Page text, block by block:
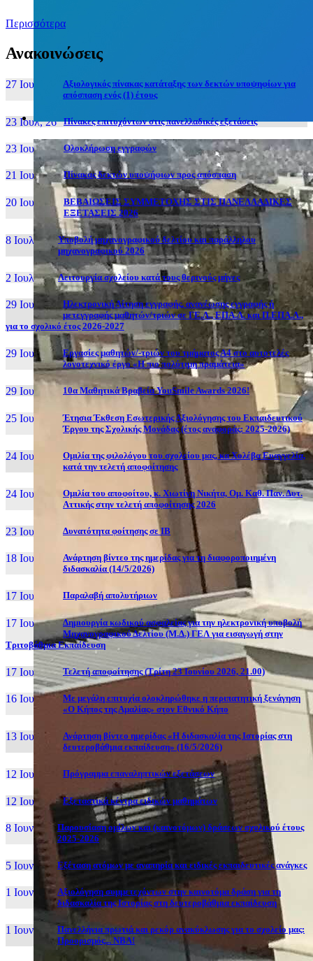
Περισσότερα
Ανακοινώσεις
27 Ιουν, 26
Αξιολογικός πίνακας κατάταξης των δεκτών υποψηφίων για
απόσπαση ενός (1) έτους
23 Ιουλ, 26 Πίνακες επιτυχόντων στις πανελλαδικές εξετάσεις
23 Ιουλ, 26 Ολοκλήρωση εγγραφών
21 Ιουλ, 26 Πίνακας δεκτών υποψήφιων προς απόσπαση
20 Ιουλ, 26
ΒΕΒΑΙΩΣΕΙΣ ΣΥΜΜΕΤΟΧΗΣ ΣΤΙΣ ΠΑΝΕΛΛΑΔΙΚΕΣ
ΕΞΕΤΑΣΕΙΣ 2026
8 Ιουλ, 26
Υποβολή μηχανογραφικού δελτίου και παράλληλου
μηχανογραφικού 2026
2 Ιουλ, 26 Λειτουργία σχολείου κατά τους θερινούς μήνες
29 Ιουν, 26
Ηλεκτρονική Αίτηση εγγραφής, ανανέωσης εγγραφής ή
μετεγγραφής μαθητών/τριών σε ΓΕ.Λ., ΕΠΑ.Λ. και Π.ΕΠΑ.Λ.,
για το σχολικό έτος 2026-2027
29 Ιουν, 26
Εργασίες μαθητών/-τριών του τμήματος Α4 στο αυτοτελές
λογοτεχνικό έργο «Η πιο πολύτιμη πραμάτεια»
29 Ιουν, 26 10α Μαθητικά Βραβεία YouSmile Awards 2026!
25 Ιουν, 26
Έτησια Έκθεση Εσωτερικής Αξιολόγησης του Εκπαιδευτικού
Έργου της Σχολικής Μονάδας (έτος αναφοράς: 2025-2026)
24 Ιουν, 26
Ομιλία της φιλολόγου του σχολείου μας, κα Χολέβα Ευαγγελία,
κατά την τελετή αποφοίτησης
24 Ιουν, 26
Ομιλία του αποφοίτου, κ. Χιωτίνη Νικήτα, Ομ. Καθ. Παν. Δυτ.
Αττικής στην τελετή αποφοίτησης 2026
23 Ιουν, 26 Δυνατότητα φοίτησης σε ΙΒ
18 Ιουν, 26
Ανάρτηση βίντεο της ημερίδας για τη διαφοροποιημένη
διδασκαλία (14/5/2026)
17 Ιουν, 26 Παραλαβή απολυτήριων
17 Ιουν, 26
Δημιουργία κωδικού ασφαλείας για την ηλεκτρονική υποβολή
Μηχανογραφικού Δελτίου (Μ.Δ.) ΓΕΛ για εισαγωγή στην
Τριτοβάθμια Εκπαίδευση
17 Ιουν, 26 Τελετή αποφοίτησης (Τρίτη 23 Ιουνίου 2026, 21.00)
16 Ιουν, 26
Με μεγάλη επιτυχία ολοκληρώθηκε η περιπατητική ξενάγηση
«Ο Κήπος της Αμαλίας» στον Εθνικό Κήπο
13 Ιουν, 26
Ανάρτηση βίντεο ημερίδας «Η διδασκαλία της Ιστορίας στη
δευτεροβάθμια εκπαίδευση» (16/5/2026)
12 Ιουν, 26 Πρόγραμμα επαναληπτικών εξετάσεων
12 Ιουν, 26 Εξεταστικά κέντρα ειδικών μαθημάτων
8 Ιουν, 26
Παρουσίαση ομίλων και (καινοτόμων) δράσεων σχολικού έτους
2025-2026
5 Ιουν, 26 Εξέταση ατόμων με αναπηρία και ειδικές εκπαιδευτικές ανάγκες
1 Ιουν, 26
Αξιολόγηση συμμετεχόντων στην καινοτόμα δράση για τη
διδασκαλία της Ιστορίας στη δευτεροβάθμια εκπαίδευση
1 Ιουν, 26
Πανελλήνια πρωτιά και ρεκόρ ανακύκλωσης για το σχολείο μας:
Προορισμός... NBA!